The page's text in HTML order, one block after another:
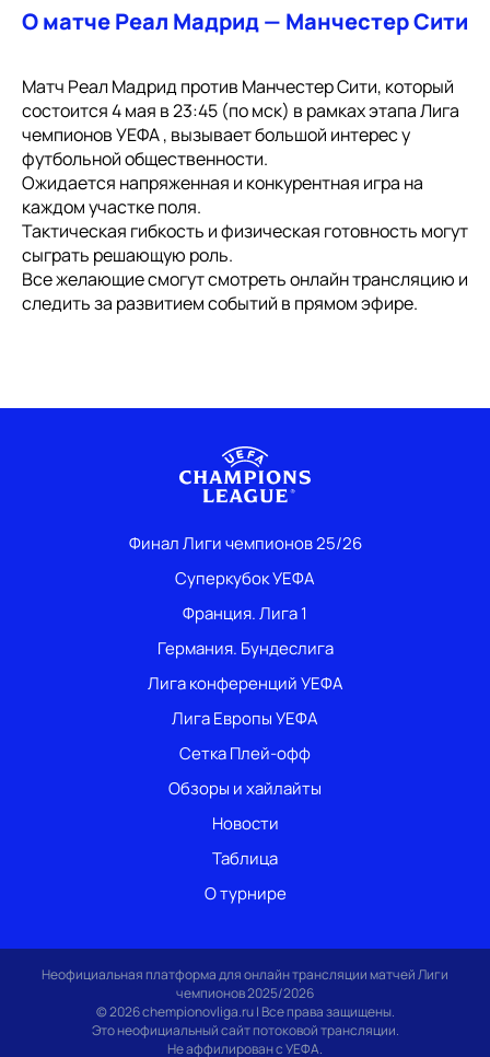
О матче Реал Мадрид — Манчестер Сити
Матч Реал Мадрид против Манчестер Сити, который
состоится 4 мая в 23:45 (по мск) в рамках этапа Лига
чемпионов УЕФА , вызывает большой интерес у
футбольной общественности.
Ожидается напряженная и конкурентная игра на
каждом участке поля.
Тактическая гибкость и физическая готовность могут
сыграть решающую роль.
Все желающие смогут смотреть онлайн трансляцию и
следить за развитием событий в прямом эфире.
Финал Лиги чемпионов 25/26
Суперкубок УЕФА
Франция. Лига 1
Германия. Бундеслига
Лига конференций УЕФА
Лига Европы УЕФА
Сетка Плей-офф
Обзоры и хайлайты
Новости
Таблица
О турнире
Неофициальная платформа для онлайн трансляции матчей Лиги
чемпионов 2025/2026
© 2026 chempionovliga.ru | Все права защищены.
Это неофициальный сайт потоковой трансляции.
Не аффилирован с УЕФА.